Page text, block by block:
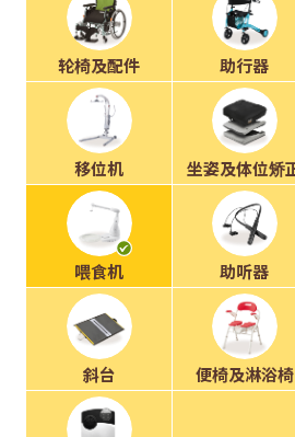
技
赁
统
轮椅及配件 助行器
移位机 坐姿及体位矫
喂食机 助听器
斜台 便椅及淋浴椅